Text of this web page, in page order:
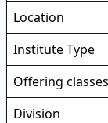
Location
Institute Type
Offering
Division